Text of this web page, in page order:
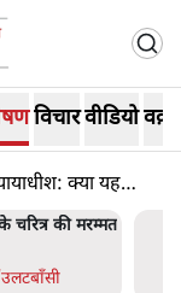
विचारवीडियो
क्या यह
ज़ी पर आँख
देश-
लिमये बोले थे-